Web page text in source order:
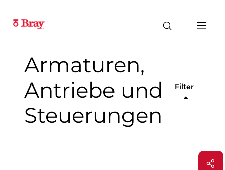
Armaturen,
Antriebe und
Steuerungen
Filter